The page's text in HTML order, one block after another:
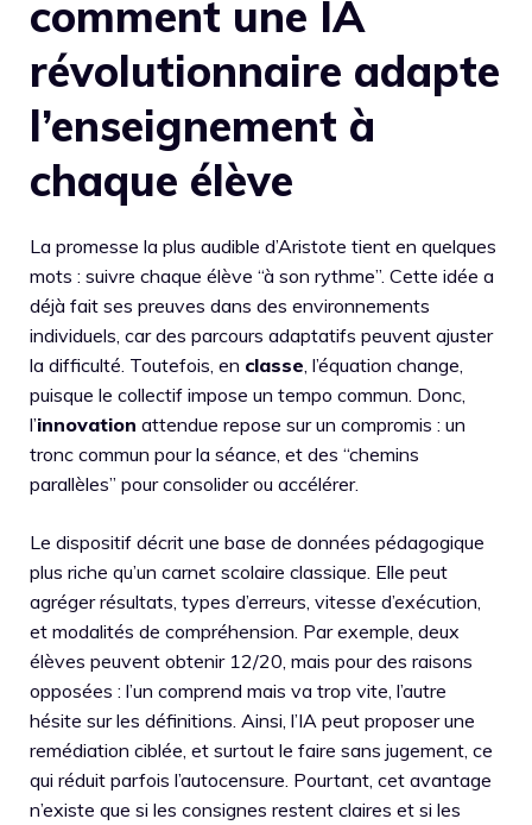
comment une IA
révolutionnaire adapte
l’enseignement à
chaque élève
La promesse la plus audible d’Aristote tient en quelques
mots : suivre chaque élève “à son rythme”. Cette idée a
déjà fait ses preuves dans des environnements
individuels, car des parcours adaptatifs peuvent ajuster
la difficulté. Toutefois, en classe , l’équation change,
puisque le collectif impose un tempo commun. Donc,
l’innovation attendue repose sur un compromis : un
tronc commun pour la séance, et des “chemins
parallèles” pour consolider ou accélérer.
Le dispositif décrit une base de données pédagogique
plus riche qu’un carnet scolaire classique. Elle peut
agréger résultats, types d’erreurs, vitesse d’exécution,
et modalités de compréhension. Par exemple, deux
élèves peuvent obtenir 12/20, mais pour des raisons
opposées : l’un comprend mais va trop vite, l’autre
hésite sur les définitions. Ainsi, l’IA peut proposer une
remédiation ciblée, et surtout le faire sans jugement, ce
qui réduit parfois l’autocensure. Pourtant, cet avantage
n’existe que si les consignes restent claires et si les